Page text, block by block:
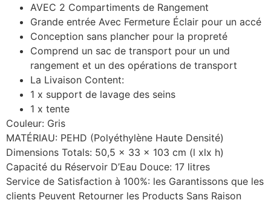
AVEC 2 Compartiments de Rangement
Grande entrée Avec Fermeture Éclair pour un accé
Conception sans plancher pour la propreté
Comprend un sac de transport pour un und
rangement et un des opérations de transport
La Livaison Content:
1 x support de lavage des seins
1 x tente
Couleur: Gris
MATÉRIAU: PEHD (Polyéthylène Haute Densité)
Dimensions Totals: 50,5 x 33 x 103 cm (l xlx h)
Capacité du Réservoir D’Eau Douce: 17 litres
Service de Satisfaction à 100%: les Garantissons que les
clients Peuvent Retourner les Products Sans Raison